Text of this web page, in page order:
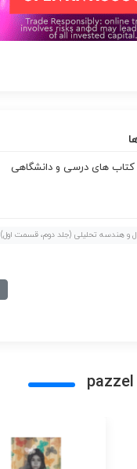
کتاب های درسی و دانشگاهی
و هندسه تحلیلی (جلد دوم، قسمت اول)